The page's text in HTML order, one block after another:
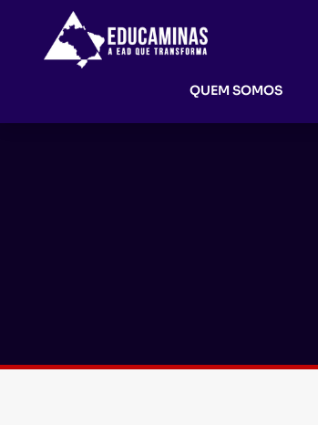
QUEM SOMOS